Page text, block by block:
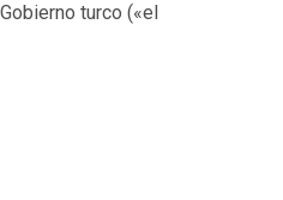
turco («el